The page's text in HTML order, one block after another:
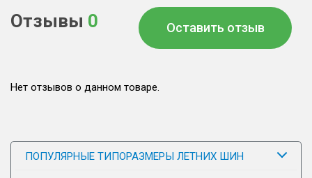
Отзывы 0 Оставить отзыв
Нет отзывов о данном товаре.
ПОПУЛЯРНЫЕ ТИПОРАЗМЕРЫ ЛЕТНИХ ШИН